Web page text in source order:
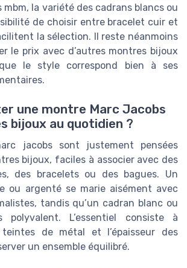
mbm, la variété des cadrans blancs ou
de choisir entre bracelet cuir et
la sélection. Il reste néanmoins
le prix avec d’autres montres bijoux
le style correspond bien à ses
une montre Marc Jacobs
bijoux au quotidien ?
jacobs sont justement pensées
bijoux, faciles à associer avec des
des bracelets ou des bagues. Un
ou argenté se marie aisément avec
tandis qu’un cadran blanc ou
L’essentiel consiste à
de métal et l’épaisseur des
un ensemble équilibré.